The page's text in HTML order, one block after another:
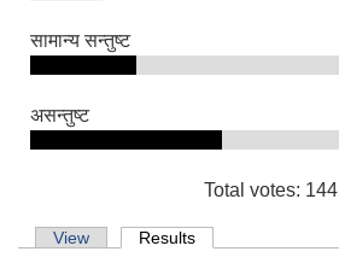
सामान्य सन्तुष्ट
असन्तुष्ट
Total votes: 144
Primary tabs
View Results